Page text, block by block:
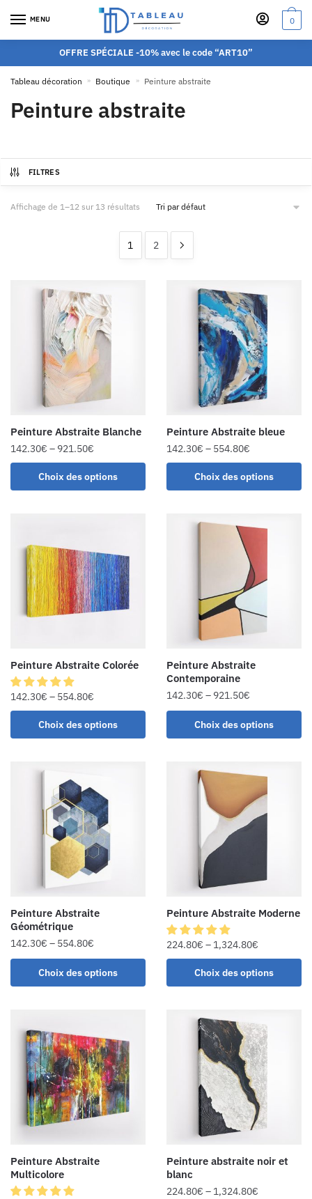
MENU 0
OFFRE SPÉCIALE -10% avec le code “ART10”
Tableau décoration » Boutique » Peinture abstraite
Peinture abstraite
FILTRES
Affichage de 1–12 sur 13 résultats
1 2
Peinture Abstraite Blanche
142.30€ – 921.50€
Choix des options
Peinture Abstraite bleue
142.30€ – 554.80€
Choix des options
Peinture Abstraite Colorée
142.30€ – 554.80€
Choix des options
Peinture Abstraite
Contemporaine
142.30€ – 921.50€
Choix des options
Peinture Abstraite
Géométrique
142.30€ – 554.80€
Choix des options
Peinture Abstraite Moderne
224.80€ – 1,324.80€
Choix des options
Peinture Abstraite
Multicolore
Peinture abstraite noir et
blanc
224.80€ – 1,324.80€